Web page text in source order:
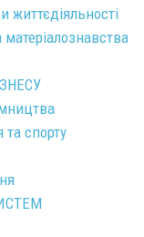
життєдіяльності
матеріалознавства
спорту